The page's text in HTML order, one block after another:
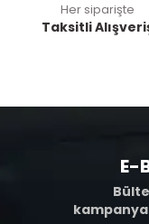
Her siparişte
Taksitli
E-